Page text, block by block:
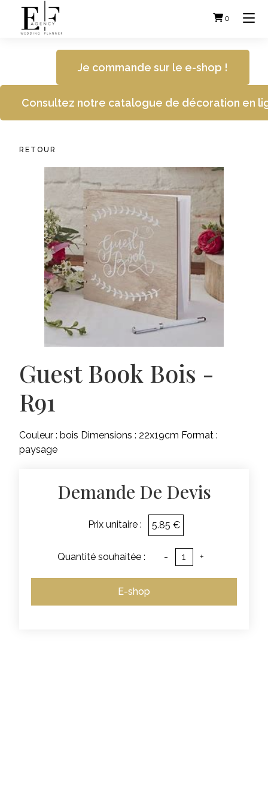
content
0
Je commande sur le e-shop !
Consultez notre catalogue de décoration en
RETOUR
Guest Book Bois -
R91
Couleur : bois Dimensions : 22x19cm Format :
paysage
Demande De Devis
Prix unitaire : 5.85 €
Quantité souhaitée : - +
E-shop